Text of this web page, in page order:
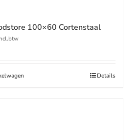
100×60 Cortenstaal
Details